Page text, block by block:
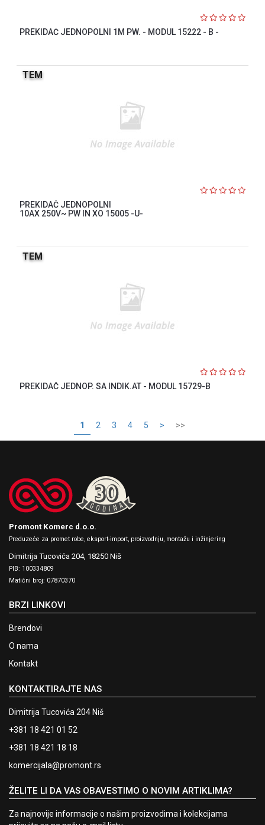
PREKIDAČ JEDNOPOLNI 1M PW. - MODUL 15222 - B -
TEM
PREKIDAČ JEDNOPOLNI
10AX 250V~ PW IN XO 15005 -U-
TEM
PREKIDAČ JEDNOP. SA INDIK.AT - MODUL 15729-B
1 2 3 4 5 > >>
Promont Komerc d.o.o.
Preduzeće za promet robe, eksport-import, proizvodnju, montažu i inžinjering
Dimitrija Tucovića 204, 18250 Niš
PIB: 100334809
Matični broj: 07870370
BRZI LINKOVI
Brendovi
O nama
Kontakt
KONTAKTIRAJTE NAS
Dimitrija Tucovića 204 Niš
+381 18 421 01 52
+381 18 421 18 18
komercijala@promont.rs
ŽELITE LI DA VAS OBAVESTIMO O NOVIM ARTIKLIMA?
Za najnovije informacije o našim proizvodima i kolekcijama